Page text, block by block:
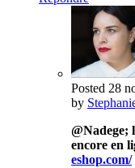
Posted 28
by
@Nadege;
encore en
eshop.com/